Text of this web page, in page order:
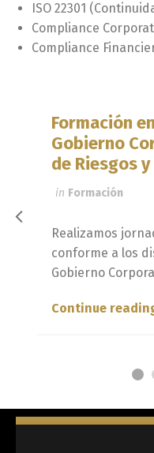
ISO 22301
Compliance
Compliance
Formación
Gobierno
de Riesgos
in Formación
Realizamos
conforme a los
Gobierno
Continue